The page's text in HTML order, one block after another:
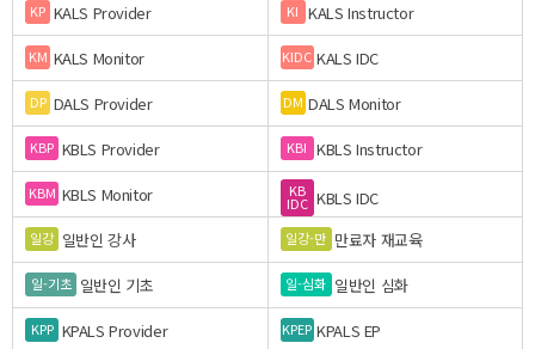
KP KALS Provider KI KALS Instructor
KM KALS Monitor KIDC KALS IDC
DP DALS Provider DM DALS Monitor
KBP KBLS Provider KBI KBLS Instructor
KBM KBLS Monitor KB
IDC KBLS IDC
일강 일반인 강사 일강-만 만료자 재교육
일-기초 일반인 기초 일-심화 일반인 심화
KPP KPALS Provider KPEP KPALS EP